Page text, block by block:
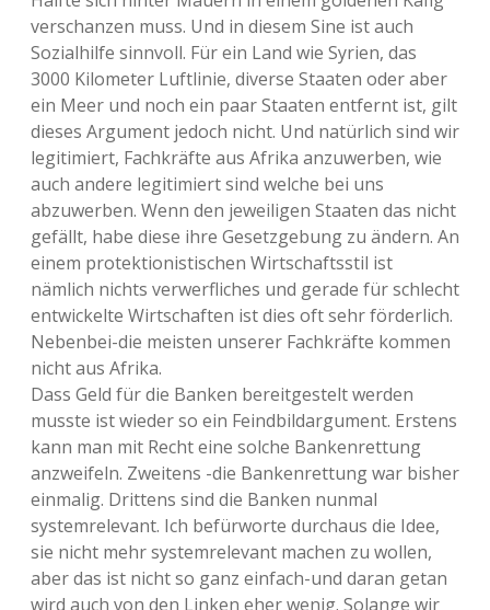
verschanzen muss. Und in diesem Sine ist auch
Sozialhilfe sinnvoll. Für ein Land wie Syrien, das
3000 Kilometer Luftlinie, diverse Staaten oder aber
ein Meer und noch ein paar Staaten entfernt ist, gilt
dieses Argument jedoch nicht. Und natürlich sind wir
legitimiert, Fachkräfte aus Afrika anzuwerben, wie
auch andere legitimiert sind welche bei uns
abzuwerben. Wenn den jeweiligen Staaten das nicht
gefällt, habe diese ihre Gesetzgebung zu ändern. An
einem protektionistischen Wirtschaftsstil ist
nämlich nichts verwerfliches und gerade für schlecht
entwickelte Wirtschaften ist dies oft sehr förderlich.
Nebenbei-die meisten unserer Fachkräfte kommen
nicht aus Afrika.
Dass Geld für die Banken bereitgestelt werden
musste ist wieder so ein Feindbildargument. Erstens
kann man mit Recht eine solche Bankenrettung
anzweifeln. Zweitens -die Bankenrettung war bisher
einmalig. Drittens sind die Banken nunmal
systemrelevant. Ich befürworte durchaus die Idee,
sie nicht mehr systemrelevant machen zu wollen,
aber das ist nicht so ganz einfach-und daran getan
wird auch von den Linken eher wenig. Solange wir